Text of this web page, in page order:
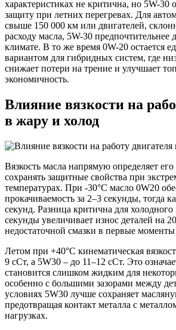
характеристиках не критична, но 5W-30
защиту при летних перегревах. Для
свыше 150 000 км или двигателей,
расходу масла, 5W-30 предпочтительнее
климате. В то же время 0W-20 остается
вариантом для гибридных систем, где
снижает потери на трение и улучшает
экономичность.
Влияние вязкости на
в жару и холод
Вязкость масла напрямую определяет его
сохранять защитные свойства при
температурах. При -30°C масло 0W20
прокачиваемость за 2–3 секунды, тогда
секунд. Разница критична для холодного
секунды увеличивает износ деталей на
недостаточной смазки в первые моменты
Летом при +40°C кинематическая
9 сСт, а 5W30 – до 11–12 сСт. Это
становится слишком жидким для
особенно с большими зазорами между
условиях 5W30 лучше сохраняет
предотвращая контакт металла с
нагрузках.